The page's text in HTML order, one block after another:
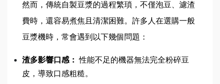
然而，傳統自製豆漿的過程繁瑣，不僅泡豆、濾渣
費時，還容易煮焦且清潔困難。 許多人在選購一般
豆漿機時，常會遇到以下幾個問題：
渣多影響口感： 性能不足的機器無法完全粉碎豆
皮，導致口感粗糙。